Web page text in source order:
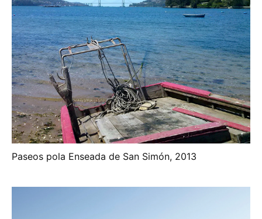
Paseos pola Enseada de San Simón, 2013